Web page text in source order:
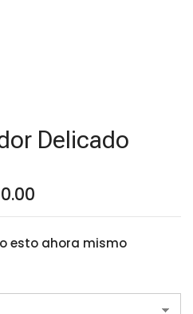
Delicado
$3,050.00
$14,980.00
esto ahora mismo